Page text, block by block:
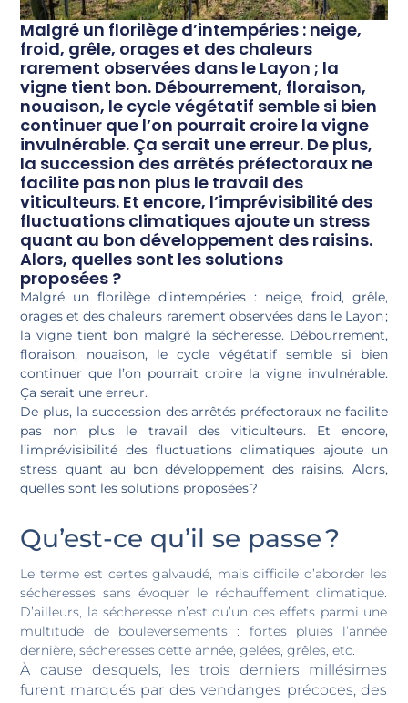
Malgré un florilège d’intempéries : neige,
froid, grêle, orages et des chaleurs
rarement observées dans le Layon ; la
vigne tient bon. Débourrement, floraison,
nouaison, le cycle végétatif semble si bien
continuer que l’on pourrait croire la vigne
invulnérable. Ça serait une erreur. De plus,
la succession des arrêtés préfectoraux ne
facilite pas non plus le travail des
viticulteurs. Et encore, l’imprévisibilité des
fluctuations climatiques ajoute un stress
quant au bon développement des raisins.
Alors, quelles sont les solutions
proposées ?
Malgré un florilège d’intempéries : neige, froid, grêle,
orages et des chaleurs rarement observées dans le Layon ;
la vigne tient bon malgré la sécheresse. Débourrement,
floraison, nouaison, le cycle végétatif semble si bien
continuer que l’on pourrait croire la vigne invulnérable.
Ça serait une erreur.
De plus, la succession des arrêtés préfectoraux ne facilite
pas non plus le travail des viticulteurs. Et encore,
l’imprévisibilité des fluctuations climatiques ajoute un
stress quant au bon développement des raisins. Alors,
quelles sont les solutions proposées ?
Qu’est-ce qu’il se passe ?
Le terme est certes galvaudé, mais difficile d’aborder les
sécheresses sans évoquer le réchauffement climatique.
D’ailleurs, la sécheresse n’est qu’un des effets parmi une
multitude de bouleversements : fortes pluies l’année
dernière, sécheresses cette année, gelées, grêles, etc.
À cause desquels, les trois derniers millésimes
furent marqués par des vendanges précoces, des